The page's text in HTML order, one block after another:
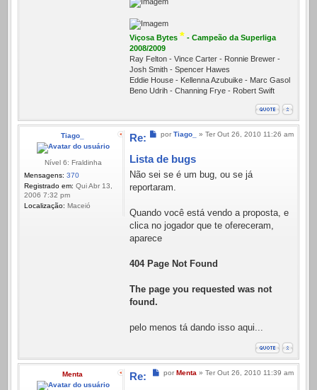
Viçosa Bytes * - Campeão da Superliga
2008/2009
Ray Felton - Vince Carter - Ronnie Brewer -
Josh Smith - Spencer Hawes
Eddie House - Kellenna Azubuike - Marc Gasol
Beno Udrih - Channing Frye - Robert Swift
Tiago_
Nível 6: Fraldinha
Mensagens: 370
Registrado em: Qui Abr 13,
2006 7:32 pm
Localização: Maceió
Mensagem
por Tiago_ » Ter Out 26, 2010 11:26 am
Re:
Lista de bugs
Não sei se é um bug, ou se já
reportaram.
Quando você está vendo a proposta, e
clica no jogador que te ofereceram,
aparece
404 Page Not Found
The page you requested was not
found.
pelo menos tá dando isso aqui...
Menta Mensagem
por Menta » Ter Out 26, 2010 11:39 am
Re: